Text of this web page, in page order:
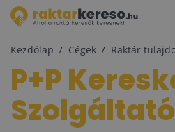
Kezdőlap Cégek Raktár
P+P Kereskedő és